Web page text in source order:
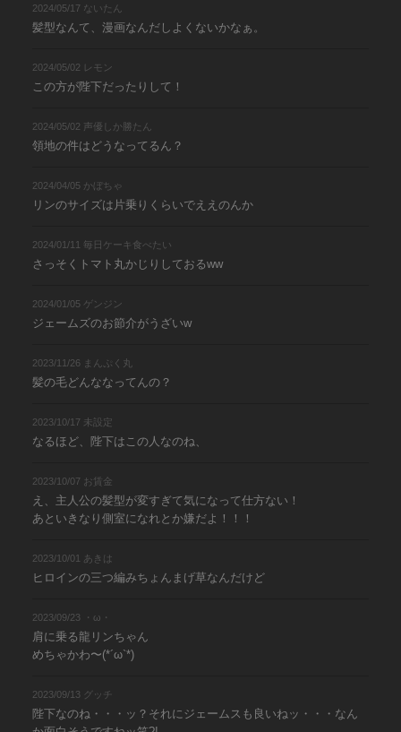
2024/05/17 ないたん
髪型なんて、漫画なんだしよくないかなぁ。
2024/05/02 レモン
この方が陛下だったりして！
2024/05/02 声優しか勝たん
領地の件はどうなってるん？
2024/04/05 かぼちゃ
リンのサイズは片乗りくらいでええのんか
2024/01/11 毎日ケーキ食べたい
さっそくトマト丸かじりしておるww
2024/01/05 ゲンジン
ジェームズのお節介がうざいw
2023/11/26 まんぷく丸
髪の毛どんななってんの？
2023/10/17 未設定
なるほど、陛下はこの人なのね、
2023/10/07 お賃金
え、主人公の髪型が変すぎて気になって仕方ない！
あといきなり側室になれとか嫌だよ！！！
2023/10/01 あきは
ヒロインの三つ編みちょんまげ草なんだけど
2023/09/23 ・ω・
肩に乗る龍リンちゃん
めちゃかわ〜(*´ω`*)
2023/09/13 グッチ
陛下なのね・・・ッ？それにジェームスも良いねッ・・・なん